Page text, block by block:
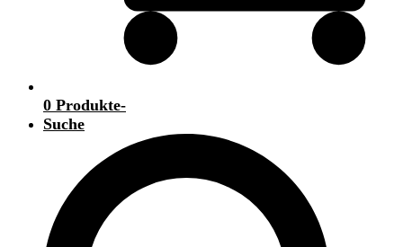
0 Produkte-
Suche